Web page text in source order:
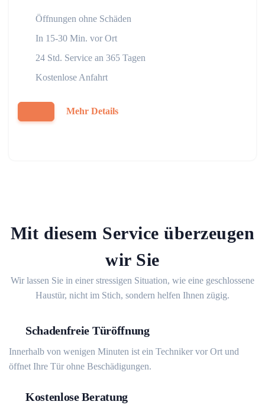
Öffnungen ohne Schäden
In 15-30 Min. vor Ort
24 Std. Service an 365 Tagen
Kostenlose Anfahrt
Mehr Details
Mit diesem Service überzeugen
wir Sie
Wir lassen Sie in einer stressigen Situation, wie eine geschlossene
Haustür, nicht im Stich, sondern helfen Ihnen zügig.
Schadenfreie Türöffnung
Innerhalb von wenigen Minuten ist ein Techniker vor Ort und
öffnet Ihre Tür ohne Beschädigungen.
Kostenlose Beratung